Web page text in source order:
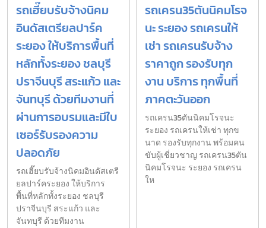
รถเฮี๊ยบรับจ้างนิคม
อินดัสเตรียลปาร์ค
ระยอง ให้บริการพื้นที่
หลักทั้งระยอง ชลบุรี
ปราจีนบุรี สระแก้ว และ
จันทบุรี ด้วยทีมงานที่
ผ่านการอบรมและมีใบ
เซอร์รับรองความ
ปลอดภัย
รถเฮี๊ยบรับจ้างนิคมอินดัสเตรี
ยลปาร์คระยอง ให้บริการ
พื้นที่หลักทั้งระยอง ชลบุรี
ปราจีนบุรี สระแก้ว และ
จันทบุรี ด้วยทีมงาน
รถเครน35ตันนิคมโรจ
นะ ระยอง รถเครนให้
เช่า รถเครนรับจ้าง
ราคาถูก รองรับทุก
งาน บริการ ทุกพื้นที่
ภาคตะวันออก
รถเครน35ตันนิคมโรจนะ
ระยอง รถเครนให้เช่า ทุกข
นาด รองรับทุกงาน พร้อมคน
ขับผู้เชี่ยวชาญ รถเครน35ตัน
นิคมโรจนะ ระยอง รถเครน
ให